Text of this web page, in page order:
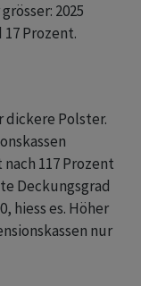
2025
Prozent.
dickere Polster.
117 Prozent
Deckungsgrad
hiess es. Höher
nur